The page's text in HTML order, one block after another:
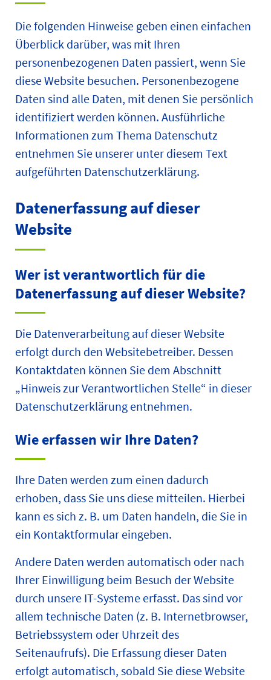
Die folgenden Hinweise geben einen einfachen
Überblick darüber, was mit Ihren
personenbezogenen Daten passiert, wenn Sie
diese Website besuchen. Personenbezogene
Daten sind alle Daten, mit denen Sie persönlich
identifiziert werden können. Ausführliche
Informationen zum Thema Datenschutz
entnehmen Sie unserer unter diesem Text
aufgeführten Datenschutzerklärung.
Datenerfassung auf dieser
Website
Wer ist verantwortlich für die
Datenerfassung auf dieser Website?
Die Datenverarbeitung auf dieser Website
erfolgt durch den Websitebetreiber. Dessen
Kontaktdaten können Sie dem Abschnitt
„Hinweis zur Verantwortlichen Stelle“ in dieser
Datenschutzerklärung entnehmen.
Wie erfassen wir Ihre Daten?
Ihre Daten werden zum einen dadurch
erhoben, dass Sie uns diese mitteilen. Hierbei
kann es sich z. B. um Daten handeln, die Sie in
ein Kontaktformular eingeben.
Andere Daten werden automatisch oder nach
Ihrer Einwilligung beim Besuch der Website
durch unsere IT-Systeme erfasst. Das sind vor
allem technische Daten (z. B. Internetbrowser,
Betriebssystem oder Uhrzeit des
Seitenaufrufs). Die Erfassung dieser Daten
erfolgt automatisch, sobald Sie diese Website